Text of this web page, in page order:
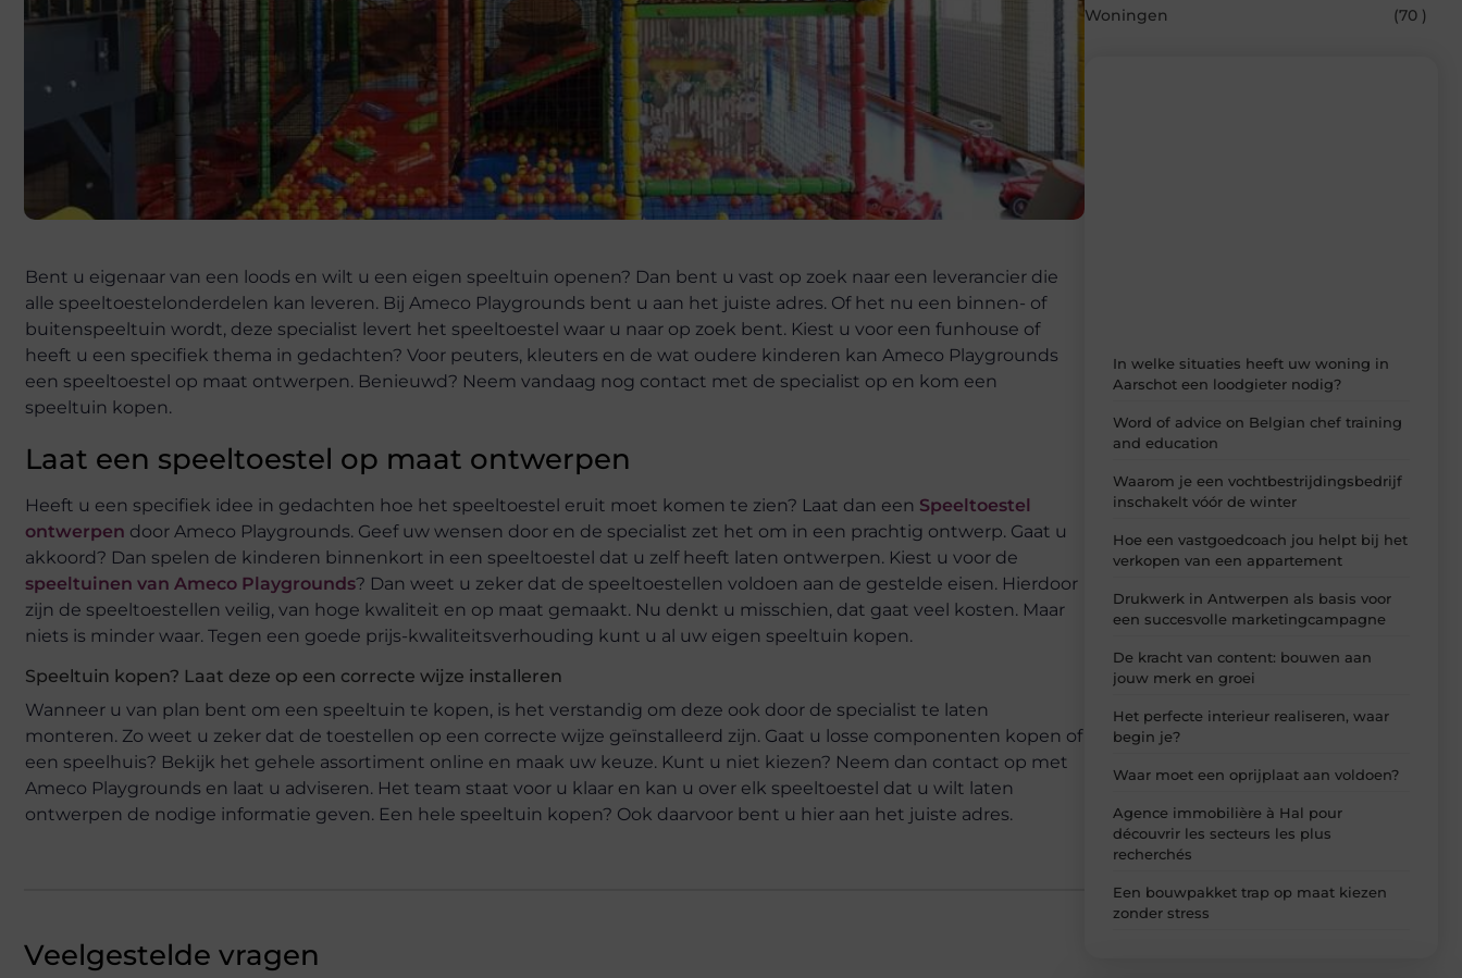
Bent u eigenaar van een loods en wilt u een eigen speeltuin openen? Dan bent u vast op zoek naar een leverancier die
alle speeltoestelonderdelen kan leveren. Bij Ameco Playgrounds bent u aan het juiste adres. Of het nu een binnen- of
buitenspeeltuin wordt, deze specialist levert het speeltoestel waar u naar op zoek bent. Kiest u voor een funhouse of
heeft u een specifiek thema in gedachten? Voor peuters, kleuters en de wat oudere kinderen kan Ameco Playgrounds
een speeltoestel op maat ontwerpen. Benieuwd? Neem vandaag nog contact met de specialist op en kom een
speeltuin kopen.
Laat een speeltoestel op maat ontwerpen
Heeft u een specifiek idee in gedachten hoe het speeltoestel eruit moet komen te zien? Laat dan een Speeltoestel
ontwerpen door Ameco Playgrounds. Geef uw wensen door en de specialist zet het om in een prachtig ontwerp. Gaat u
akkoord? Dan spelen de kinderen binnenkort in een speeltoestel dat u zelf heeft laten ontwerpen. Kiest u voor de
speeltuinen van Ameco Playgrounds? Dan weet u zeker dat de speeltoestellen voldoen aan de gestelde eisen. Hierdoor
zijn de speeltoestellen veilig, van hoge kwaliteit en op maat gemaakt. Nu denkt u misschien, dat gaat veel kosten. Maar
niets is minder waar. Tegen een goede prijs-kwaliteitsverhouding kunt u al uw eigen speeltuin kopen.
Speeltuin kopen? Laat deze op een correcte wijze installeren
Wanneer u van plan bent om een speeltuin te kopen, is het verstandig om deze ook door de specialist te laten
monteren. Zo weet u zeker dat de toestellen op een correcte wijze geïnstalleerd zijn. Gaat u losse componenten kopen of
een speelhuis? Bekijk het gehele assortiment online en maak uw keuze. Kunt u niet kiezen? Neem dan contact op met
Ameco Playgrounds en laat u adviseren. Het team staat voor u klaar en kan u over elk speeltoestel dat u wilt laten
ontwerpen de nodige informatie geven. Een hele speeltuin kopen? Ook daarvoor bent u hier aan het juiste adres.
Veelgestelde vragen
Woningen
(70 )
In welke situaties heeft uw woning in
Aarschot een loodgieter nodig?
Word of advice on Belgian chef training
and education
Waarom je een vochtbestrijdingsbedrijf
inschakelt vóór de winter
Hoe een vastgoedcoach jou helpt bij het
verkopen van een appartement
Drukwerk in Antwerpen als basis voor
een succesvolle marketingcampagne
De kracht van content: bouwen aan
jouw merk en groei
Het perfecte interieur realiseren, waar
begin je?
Waar moet een oprijplaat aan voldoen?
Agence immobilière à Hal pour
découvrir les secteurs les plus
recherchés
Een bouwpakket trap op maat kiezen
zonder stress